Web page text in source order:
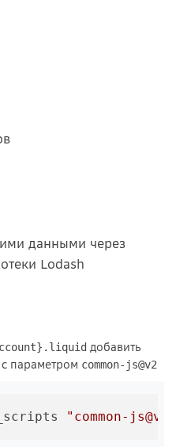
данными через
Lodash
добавить
с параметром common-js@v2
"common-js@v2"